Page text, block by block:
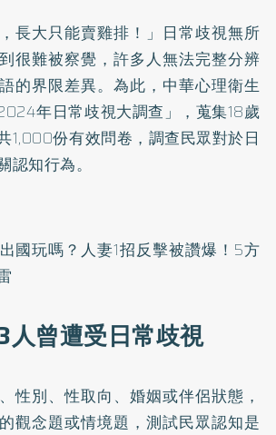
長大只能賣雞排！」日常歧視無所
很難被察覺，許多人無法完整分辨
的界限差異。為此，中華心理衛生
2024年日常歧視大調查」
，蒐集18歲
1,000份有效問卷，調查民眾對於日
認知行為。
國玩嗎？人妻1招反擊被讚爆！5方
曾遭受日常歧視
性別、性取向、婚姻或伴侶狀態，
觀念題或情境題，測試民眾認知是